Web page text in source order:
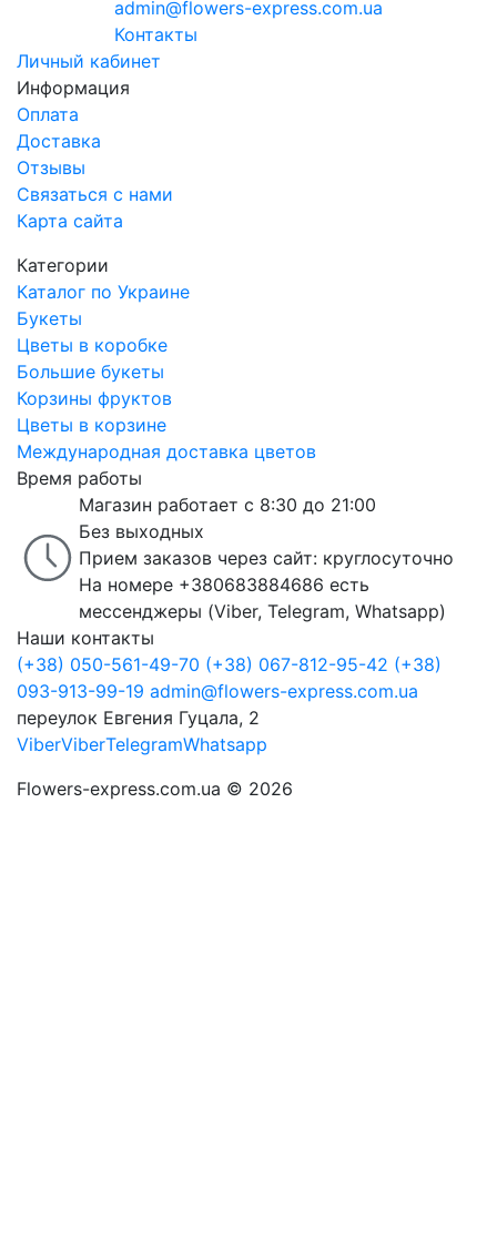
admin@flowers-express.com.ua
Контакты
Личный кабинет
Информация
Оплата
Доставка
Отзывы
Связаться с нами
Карта сайта
Категории
Каталог по Украине
Букеты
Цветы в коробке
Большие букеты
Корзины фруктов
Цветы в корзине
Международная доставка цветов
Время работы
Магазин работает с 8:30 до 21:00
Без выходных
Прием заказов через сайт: круглосуточно
На номере +380683884686 есть
мессенджеры (Viber, Telegram, Whatsapp)
Наши контакты
(+38) 050-561-49-70 (+38) 067-812-95-42 (+38)
093-913-99-19 admin@flowers-express.com.ua
переулок Евгения Гуцала, 2
ViberViberTelegramWhatsapp
Flowers-express.com.ua © 2026